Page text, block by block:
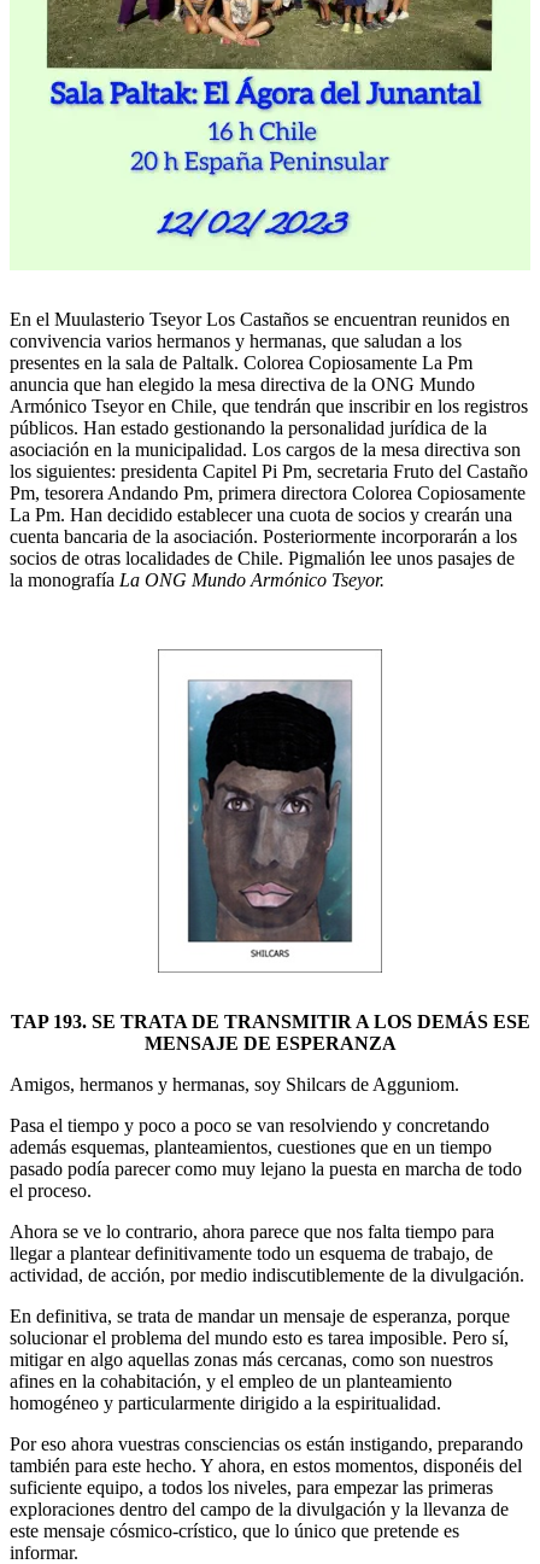
En el Muulasterio Tseyor Los Castaños se encuentran reunidos en
convivencia varios hermanos y hermanas, que saludan a los
presentes en la sala de Paltalk. Colorea Copiosamente La Pm
anuncia que han elegido la mesa directiva de la ONG Mundo
Armónico Tseyor en Chile, que tendrán que inscribir en los registros
públicos. Han estado gestionando la personalidad jurídica de la
asociación en la municipalidad. Los cargos de la mesa directiva son
los siguientes: presidenta Capitel Pi Pm, secretaria Fruto del Castaño
Pm, tesorera Andando Pm, primera directora Colorea Copiosamente
La Pm. Han decidido establecer una cuota de socios y crearán una
cuenta bancaria de la asociación. Posteriormente incorporarán a los
socios de otras localidades de Chile. Pigmalión lee unos pasajes de
la monografía La ONG Mundo Armónico Tseyor.
TAP 193. SE TRATA DE TRANSMITIR A LOS DEMÁS ESE
MENSAJE DE ESPERANZA
Amigos, hermanos y hermanas, soy Shilcars de Agguniom.
Pasa el tiempo y poco a poco se van resolviendo y concretando
además esquemas, planteamientos, cuestiones que en un tiempo
pasado podía parecer como muy lejano la puesta en marcha de todo
el proceso.
Ahora se ve lo contrario, ahora parece que nos falta tiempo para
llegar a plantear definitivamente todo un esquema de trabajo, de
actividad, de acción, por medio indiscutiblemente de la divulgación.
En definitiva, se trata de mandar un mensaje de esperanza, porque
solucionar el problema del mundo esto es tarea imposible. Pero sí,
mitigar en algo aquellas zonas más cercanas, como son nuestros
afines en la cohabitación, y el empleo de un planteamiento
homogéneo y particularmente dirigido a la espiritualidad.
Por eso ahora vuestras consciencias os están instigando, preparando
también para este hecho. Y ahora, en estos momentos, disponéis del
suficiente equipo, a todos los niveles, para empezar las primeras
exploraciones dentro del campo de la divulgación y la llevanza de
este mensaje cósmico-crístico, que lo único que pretende es
informar.